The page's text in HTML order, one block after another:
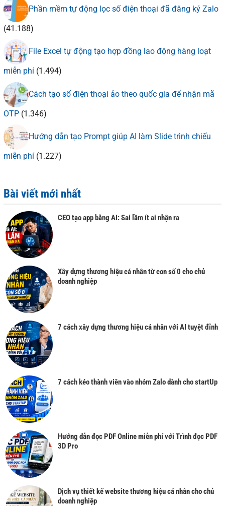
Phần mềm tự động lọc số điện thoại đã đăng ký Zalo
(41.188)
File Excel tự động tạo hợp đồng lao động hàng loạt
miễn phí (1.494)
Cách tạo số điện thoại ảo theo quốc gia để nhận mã
OTP (1.346)
Hướng dẫn tạo Prompt giúp AI làm Slide trình chiếu
miễn phí (1.227)
Bài viết mới nhất
CEO tạo app bằng AI: Sai lầm ít ai nhận ra
Xây dựng thương hiệu cá nhân từ con số 0 cho chủ
doanh nghiệp
7 cách xây dựng thương hiệu cá nhân với AI tuyệt đỉnh
7 cách kéo thành viên vào nhóm Zalo dành cho startUp
Hướng dẫn đọc PDF Online miễn phí với Trình đọc PDF
3D Pro
Dịch vụ thiết kế website thương hiệu cá nhân cho chủ
doanh nghiệp